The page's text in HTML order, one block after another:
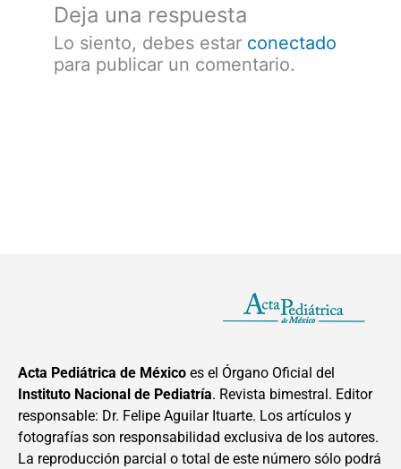
Deja una respuesta
Lo siento, debes estar conectado
para publicar un comentario.
Acta Pediátrica de México es el Órgano Oficial del
Instituto Nacional de Pediatría. Revista bimestral. Editor
responsable: Dr. Felipe Aguilar Ituarte. Los artículos y
fotografías son responsabilidad exclusiva de los autores.
La reproducción parcial o total de este número sólo podrá